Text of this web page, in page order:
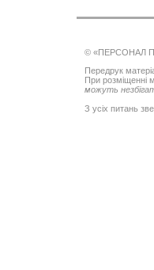
© «ПЕРСОНАЛ
Передрук
При розміщенні
можуть
З усіх питань